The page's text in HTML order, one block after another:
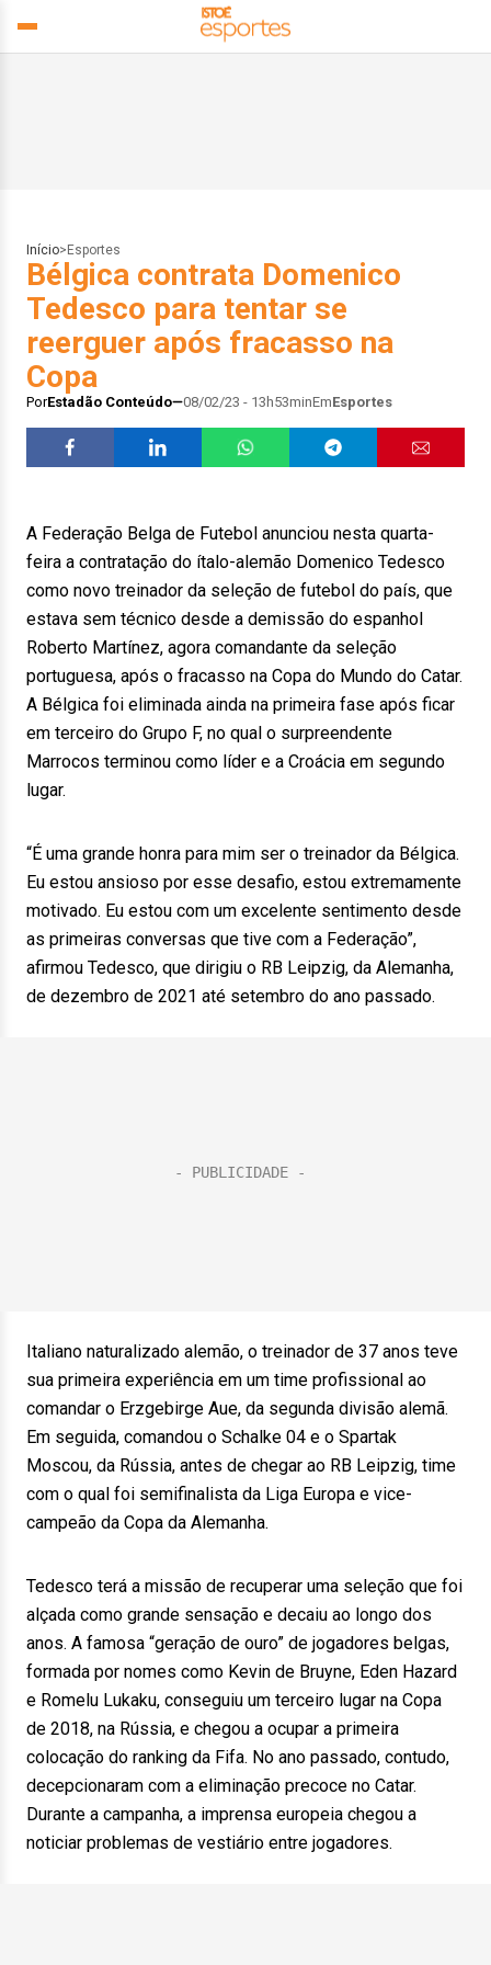
Início> Esportes
Bélgica contrata Domenico
Tedesco para tentar se
reerguer após fracasso na
Copa
PorEstadão Conteúdo 08/02/23 - 13h53minEmEsportes
A Federação Belga de Futebol anunciou nesta quarta-
feira a contratação do ítalo-alemão Domenico Tedesco
como novo treinador da seleção de futebol do país, que
estava sem técnico desde a demissão do espanhol
Roberto Martínez, agora comandante da seleção
portuguesa, após o fracasso na Copa do Mundo do Catar.
A Bélgica foi eliminada ainda na primeira fase após ficar
em terceiro do Grupo F, no qual o surpreendente
Marrocos terminou como líder e a Croácia em segundo
lugar.
“É uma grande honra para mim ser o treinador da Bélgica.
Eu estou ansioso por esse desafio, estou extremamente
motivado. Eu estou com um excelente sentimento desde
as primeiras conversas que tive com a Federação”,
afirmou Tedesco, que dirigiu o RB Leipzig, da Alemanha,
de dezembro de 2021 até setembro do ano passado.
Italiano naturalizado alemão, o treinador de 37 anos teve
sua primeira experiência em um time profissional ao
comandar o Erzgebirge Aue, da segunda divisão alemã.
Em seguida, comandou o Schalke 04 e o Spartak
Moscou, da Rússia, antes de chegar ao RB Leipzig, time
com o qual foi semifinalista da Liga Europa e vice-
campeão da Copa da Alemanha.
Tedesco terá a missão de recuperar uma seleção que foi
alçada como grande sensação e decaiu ao longo dos
anos. A famosa “geração de ouro” de jogadores belgas,
formada por nomes como Kevin de Bruyne, Eden Hazard
e Romelu Lukaku, conseguiu um terceiro lugar na Copa
de 2018, na Rússia, e chegou a ocupar a primeira
colocação do ranking da Fifa. No ano passado, contudo,
decepcionaram com a eliminação precoce no Catar.
Durante a campanha, a imprensa europeia chegou a
noticiar problemas de vestiário entre jogadores.